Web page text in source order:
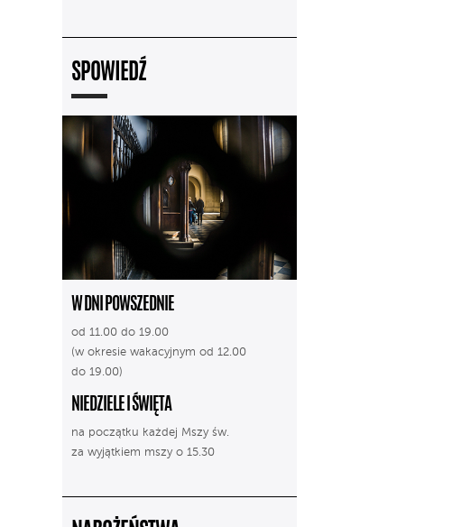
SPOWIEDŹ
W DNI POWSZEDNIE
od 11.00 do 19.00
(w okresie wakacyjnym od 12.00
do 19.00)
NIEDZIELE I ŚWIĘTA
na początku każdej Mszy św.
za wyjątkiem mszy o 15.30